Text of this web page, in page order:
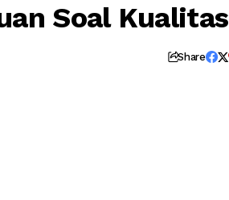
Soal Kualitas
Share